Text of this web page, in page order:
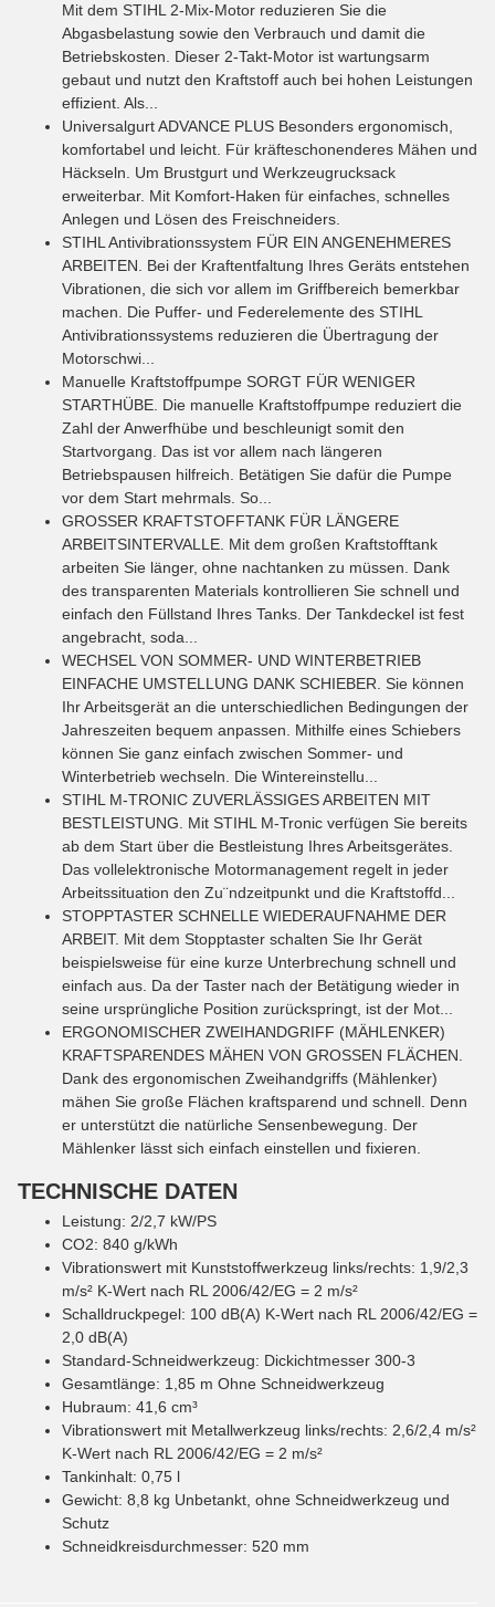
Mit dem STIHL 2-Mix-Motor reduzieren Sie die
Abgasbelastung sowie den Verbrauch und damit die
Betriebskosten. Dieser 2-Takt-Motor ist wartungsarm
gebaut und nutzt den Kraftstoff auch bei hohen Leistungen
effizient. Als...
Universalgurt ADVANCE PLUS Besonders ergonomisch,
komfortabel und leicht. Für kräfteschonenderes Mähen und
Häckseln. Um Brustgurt und Werkzeugrucksack
erweiterbar. Mit Komfort-Haken für einfaches, schnelles
Anlegen und Lösen des Freischneiders.
STIHL Antivibrationssystem FÜR EIN ANGENEHMERES
ARBEITEN. Bei der Kraftentfaltung Ihres Geräts entstehen
Vibrationen, die sich vor allem im Griffbereich bemerkbar
machen. Die Puffer- und Federelemente des STIHL
Antivibrationssystems reduzieren die Übertragung der
Motorschwi...
Manuelle Kraftstoffpumpe SORGT FÜR WENIGER
STARTHÜBE. Die manuelle Kraftstoffpumpe reduziert die
Zahl der Anwerfhübe und beschleunigt somit den
Startvorgang. Das ist vor allem nach längeren
Betriebspausen hilfreich. Betätigen Sie dafür die Pumpe
vor dem Start mehrmals. So...
GROSSER KRAFTSTOFFTANK FÜR LÄNGERE
ARBEITSINTERVALLE. Mit dem großen Kraftstofftank
arbeiten Sie länger, ohne nachtanken zu müssen. Dank
des transparenten Materials kontrollieren Sie schnell und
einfach den Füllstand Ihres Tanks. Der Tankdeckel ist fest
angebracht, soda...
WECHSEL VON SOMMER- UND WINTERBETRIEB
EINFACHE UMSTELLUNG DANK SCHIEBER. Sie können
Ihr Arbeitsgerät an die unterschiedlichen Bedingungen der
Jahreszeiten bequem anpassen. Mithilfe eines Schiebers
können Sie ganz einfach zwischen Sommer- und
Winterbetrieb wechseln. Die Wintereinstellu...
STIHL M-TRONIC ZUVERLÄSSIGES ARBEITEN MIT
BESTLEISTUNG. Mit STIHL M-Tronic verfügen Sie bereits
ab dem Start über die Bestleistung Ihres Arbeitsgerätes.
Das vollelektronische Motormanagement regelt in jeder
Arbeitssituation den Zu¨ndzeitpunkt und die Kraftstoffd...
STOPPTASTER SCHNELLE WIEDERAUFNAHME DER
ARBEIT. Mit dem Stopptaster schalten Sie Ihr Gerät
beispielsweise für eine kurze Unterbrechung schnell und
einfach aus. Da der Taster nach der Betätigung wieder in
seine ursprüngliche Position zurückspringt, ist der Mot...
ERGONOMISCHER ZWEIHANDGRIFF (MÄHLENKER)
KRAFTSPARENDES MÄHEN VON GROSSEN FLÄCHEN.
Dank des ergonomischen Zweihandgriffs (Mählenker)
mähen Sie große Flächen kraftsparend und schnell. Denn
er unterstützt die natürliche Sensenbewegung. Der
Mählenker lässt sich einfach einstellen und fixieren.
TECHNISCHE DATEN
Leistung: 2/2,7 kW/PS
CO2: 840 g/kWh
Vibrationswert mit Kunststoffwerkzeug links/rechts: 1,9/2,3
m/s² K-Wert nach RL 2006/42/EG = 2 m/s²
Schalldruckpegel: 100 dB(A) K-Wert nach RL 2006/42/EG =
2,0 dB(A)
Standard-Schneidwerkzeug: Dickichtmesser 300-3
Gesamtlänge: 1,85 m Ohne Schneidwerkzeug
Hubraum: 41,6 cm³
Vibrationswert mit Metallwerkzeug links/rechts: 2,6/2,4 m/s²
K-Wert nach RL 2006/42/EG = 2 m/s²
Tankinhalt: 0,75 l
Gewicht: 8,8 kg Unbetankt, ohne Schneidwerkzeug und
Schutz
Schneidkreisdurchmesser: 520 mm